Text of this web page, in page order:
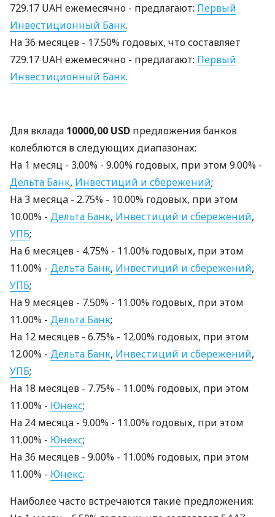
729.17 UAH ежемесячно - предлагают: Первый
Инвестиционный Банк.
На 36 месяцев - 17.50% годовых, что составляет
729.17 UAH ежемесячно - предлагают: Первый
Инвестиционный Банк.
Для вклада 10000,00 USD предложения банков
колеблются в следующих диапазонах:
На 1 месяц - 3.00% - 9.00% годовых, при этом 9.00% -
Дельта Банк, Инвестиций и сбережений;
На 3 месяцa - 2.75% - 10.00% годовых, при этом
10.00% - Дельта Банк, Инвестиций и сбережений,
УПБ;
На 6 месяцев - 4.75% - 11.00% годовых, при этом
11.00% - Дельта Банк, Инвестиций и сбережений,
УПБ;
На 9 месяцев - 7.50% - 11.00% годовых, при этом
11.00% - Дельта Банк;
На 12 месяцев - 6.75% - 12.00% годовых, при этом
12.00% - Дельта Банк, Инвестиций и сбережений,
УПБ;
На 18 месяцев - 7.75% - 11.00% годовых, при этом
11.00% - Юнекс;
На 24 месяцa - 9.00% - 11.00% годовых, при этом
11.00% - Юнекс;
На 36 месяцев - 9.00% - 11.00% годовых, при этом
11.00% - Юнекс.
Наиболее часто встречаются такие предложения: